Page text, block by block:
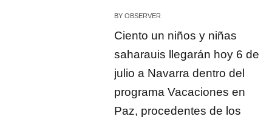
BYOBSERVER
Ciento un niños y niñas
saharauis llegarán hoy 6 de
julio a Navarra dentro del
programa Vacaciones en
Paz, procedentes de los